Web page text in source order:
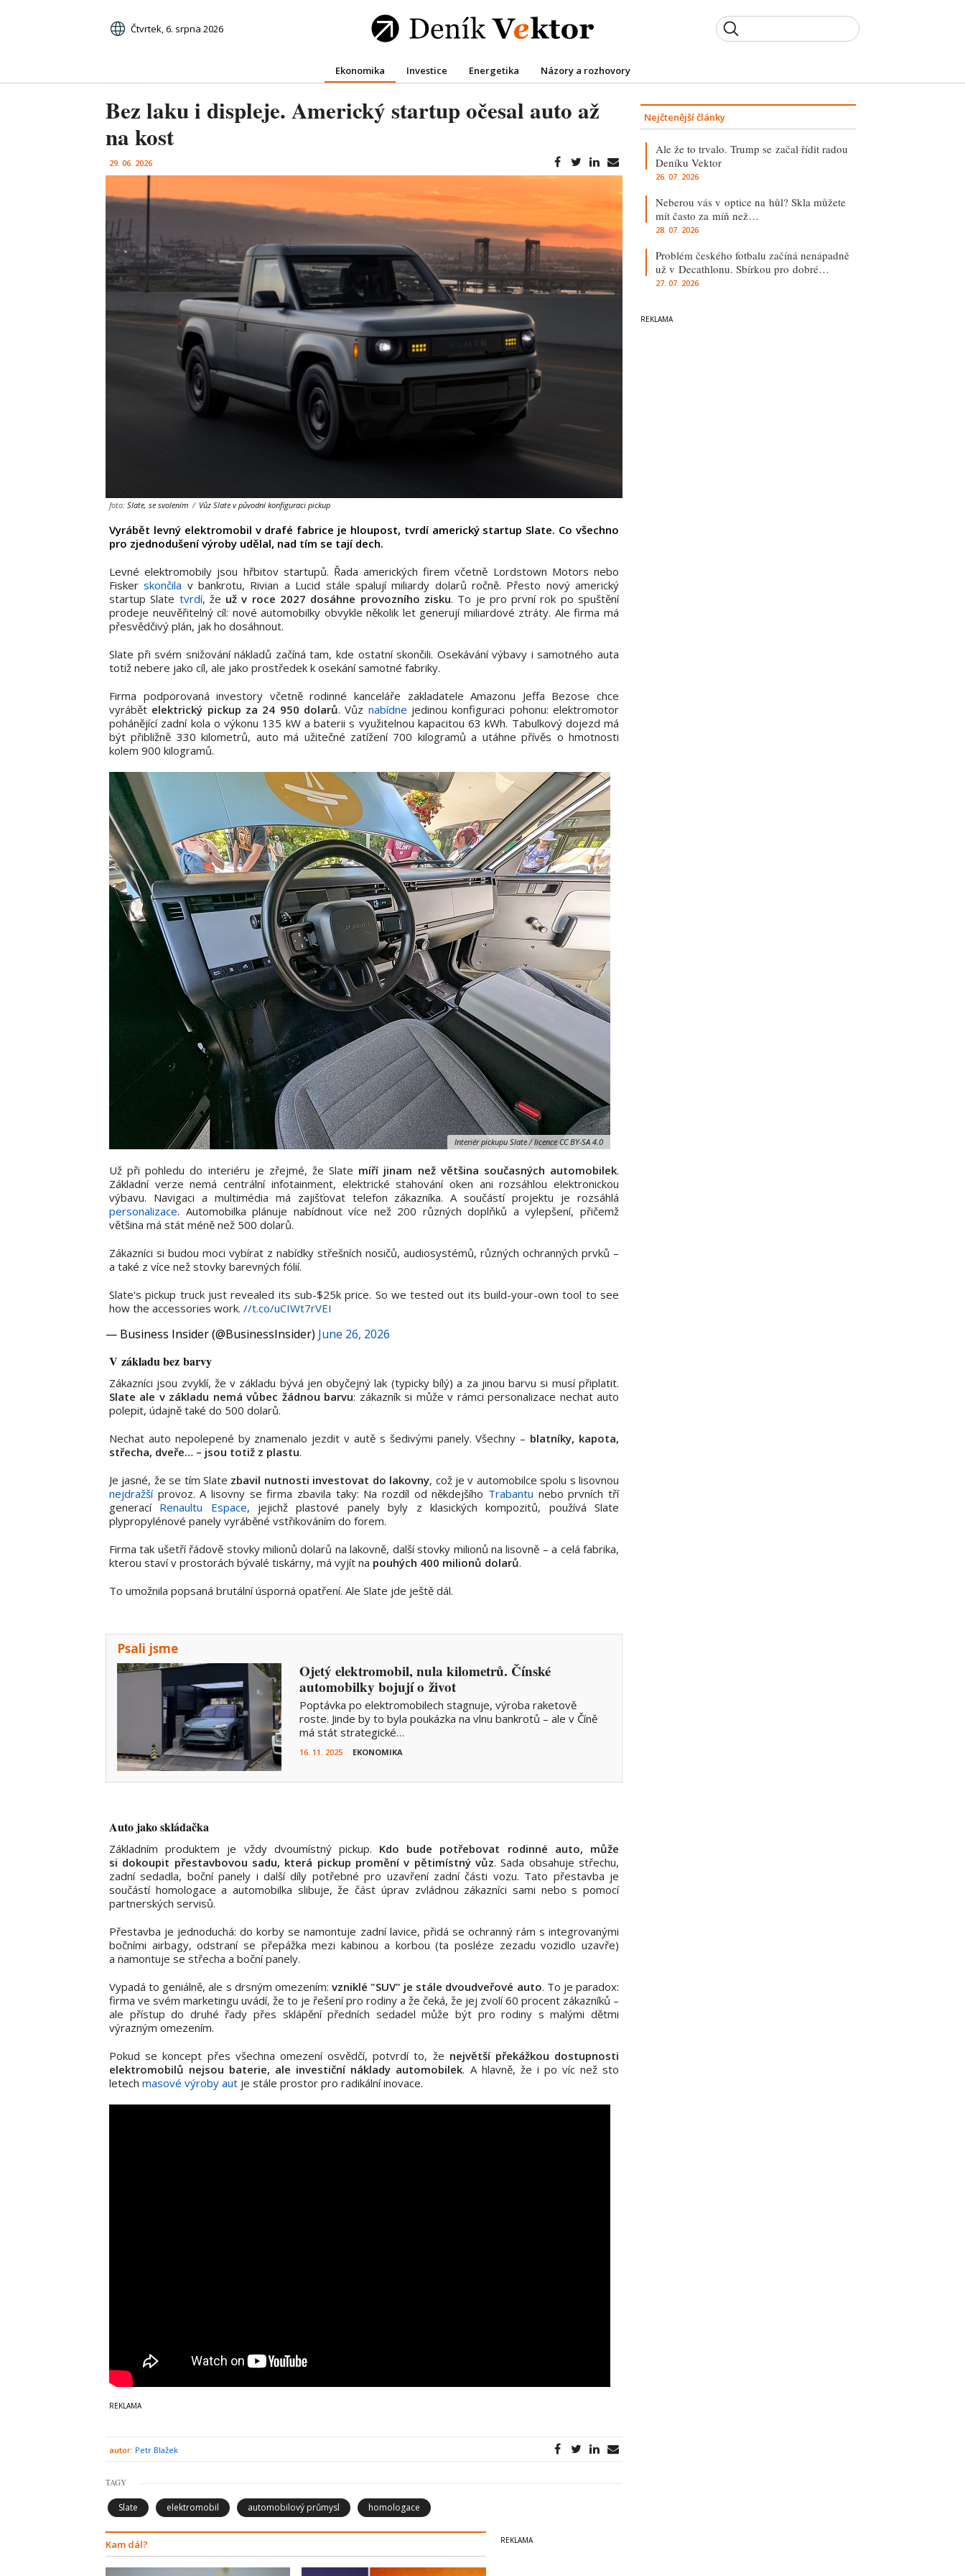
Čtvrtek, 6. srpna 2026
Ekonomika Investice Energetika Názory a rozhovory
Bez laku i displeje. Americký startup očesal auto až
na kost
29. 06. 2026
foto: Slate, se svolením / Vůz Slate v původní konfiguraci pickup
Vyrábět levný elektromobil v drafé fabrice je hloupost, tvrdí americký startup Slate. Co všechno
pro zjednodušení výroby udělal, nad tím se tají dech.
Levné elektromobily jsou hřbitov startupů. Řada amerických firem včetně Lordstown Motors nebo
Fiskerskončila v bankrotu, Rivian a Lucid stále spalují miliardy dolarů ročně. Přesto nový americký
startup Slate tvrdí, že už v roce 2027 dosáhne provozního zisku. To je pro první rok po spuštění
prodeje neuvěřitelný cíl: nové automobilky obvykle několik let generují miliardové ztráty. Ale firma má
přesvědčivý plán, jak ho dosáhnout.
Slate při svém snižování nákladů začíná tam, kde ostatní skončili. Osekávání výbavy i samotného auta
totiž nebere jako cíl, ale jako prostředek k osekání samotné fabriky.
Firma podporovaná investory včetně rodinné kanceláře zakladatele Amazonu Jeffa Bezose chce
vyrábět elektrický pickup za 24 950 dolarů. Vůz nabídne jedinou konfiguraci pohonu: elektromotor
pohánějící zadní kola o výkonu 135 kW a baterii s využitelnou kapacitou 63 kWh. Tabulkový dojezd má
být přibližně 330 kilometrů, auto má užitečné zatížení 700 kilogramů a utáhne přívěs o hmotnosti
kolem 900 kilogramů.
Interiér pickupu Slate / licence CC BY-SA 4.0
Už při pohledu do interiéru je zřejmé, že Slate míří jinam než většina současných automobilek.
Základní verze nemá centrální infotainment, elektrické stahování oken ani rozsáhlou elektronickou
výbavu. Navigaci a multimédia má zajišťovat telefon zákazníka. A součástí projektu je rozsáhlá
personalizace. Automobilka plánuje nabídnout více než 200 různých doplňků a vylepšení, přičemž
většina má stát méně než 500 dolarů.
Zákazníci si budou moci vybírat z nabídky střešních nosičů, audiosystémů, různých ochranných prvků –
a také z více než stovky barevných fólií.
Slate's pickup truck just revealed its sub-$25k price. So we tested out its build-your-own tool to see
how the accessories work. //t.co/uCIWt7rVEI
— Business Insider (@BusinessInsider) June 26, 2026
V základu bez barvy
Zákazníci jsou zvyklí, že v základu bývá jen obyčejný lak (typicky bílý) a za jinou barvu si musí připlatit.
Slate ale v základu nemá vůbec žádnou barvu: zákazník si může v rámci personalizace nechat auto
polepit, údajně také do 500 dolarů.
Nechat auto nepolepené by znamenalo jezdit v autě s šedivými panely. Všechny – blatníky, kapota,
střecha, dveře… – jsou totiž z plastu.
Je jasné, že se tím Slate zbavil nutnosti investovat do lakovny, což je v automobilce spolu s lisovnou
nejdražší provoz. A lisovny se firma zbavila taky: Na rozdíl od někdejšího Trabantu nebo prvních tří
generací Renaultu Espace, jejichž plastové panely byly z klasických kompozitů, používá Slate
plypropylénové panely vyráběné vstřikováním do forem.
Firma tak ušetří řádově stovky milionů dolarů na lakovně, další stovky milionů na lisovně – a celá fabrika,
kterou staví v prostorách bývalé tiskárny, má vyjít na pouhých 400 milionů dolarů.
To umožnila popsaná brutální úsporná opatření. Ale Slate jde ještě dál.
Psali jsme
Ojetý elektromobil, nula kilometrů. Čínské
automobilky bojují o život
Poptávka po elektromobilech stagnuje, výroba raketově
roste. Jinde by to byla poukázka na vlnu bankrotů – ale v Číně
má stát strategické…
16. 11. 2025 EKONOMIKA
Auto jako skládačka
Základním produktem je vždy dvoumístný pickup. Kdo bude potřebovat rodinné auto, může
si dokoupit přestavbovou sadu, která pickup promění v pětimístný vůz. Sada obsahuje střechu,
zadní sedadla, boční panely i další díly potřebné pro uzavření zadní části vozu. Tato přestavba je
součástí homologace a automobilka slibuje, že část úprav zvládnou zákazníci sami nebo s pomocí
partnerských servisů.
Přestavba je jednoduchá: do korby se namontuje zadní lavice, přidá se ochranný rám s integrovanými
bočními airbagy, odstraní se přepážka mezi kabinou a korbou (ta posléze zezadu vozidlo uzavře)
a namontuje se střecha a boční panely.
Vypadá to geniálně, ale s drsným omezením: vzniklé "SUV" je stále dvoudveřové auto. To je paradox:
firma ve svém marketingu uvádí, že to je řešení pro rodiny a že čeká, že jej zvolí 60 procent zákazníků –
ale přístup do druhé řady přes sklápění předních sedadel může být pro rodiny s malými dětmi
výrazným omezením.
Pokud se koncept přes všechna omezení osvědčí, potvrdí to, že největší překážkou dostupnosti
elektromobilů nejsou baterie, ale investiční náklady automobilek. A hlavně, že i po víc než sto
letech masové výroby aut je stále prostor pro radikální inovace.
autor: Petr Blažek
TAGY
Slate elektromobil automobilový průmysl homologace
Nejčtenější články
Ale že to trvalo. Trump se začal řídit radou
Deníku Vektor
26. 07. 2026
Neberou vás v optice na hůl? Skla můžete
mít často za míň než…
28. 07. 2026
Problém českého fotbalu začíná nenápadně
už v Decathlonu. Sbírkou pro dobré…
27. 07. 2026
Kam dál?